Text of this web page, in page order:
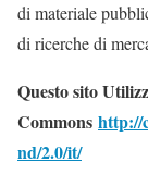
di materiale
di ricerche di
Questo sito
Commons http://
nd/2.0/it/